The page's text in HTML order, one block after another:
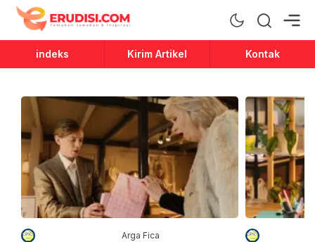
Erudisi
Temukan Jawaban dan Inspirasi
indeks Kirim Artikel Kontak
Arga Fica